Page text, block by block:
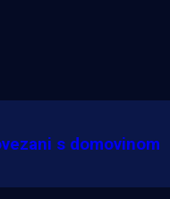
s domovinom